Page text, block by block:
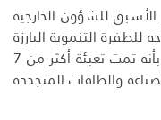
الأسبق للشؤون الخارجية
التنموية البارزة
التي تشهدها الأقاليم الجنوبية، مذكّرا بأنه تمت تعبئة أكثر من 7
والطاقات المتجددة